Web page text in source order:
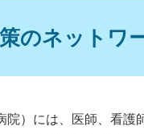
のネットワ
）には、医師、看